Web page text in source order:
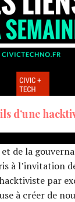
d’une
de la
à l’invitation
par
à créer de